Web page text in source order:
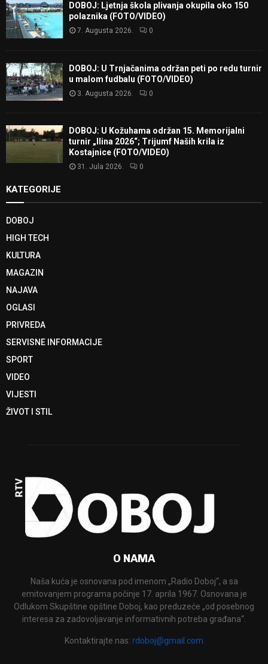
DOBOJ: Ljetnja škola plivanja okupila oko 150
polaznika (FOTO/VIDEO)
7. Augusta 2026. 0
DOBOJ: U Trnjačanima održan peti po redu turnir
u malom fudbalu (FOTO/VIDEO)
3. Augusta 2026. 0
DOBOJ: U Kožuhama održan 15. Memorijalni
turnir „Ilina 2026“; Trijumf Naših krila iz
Kostajnice (FOTO/VIDEO)
31. Jula 2026. 0
KATEGORIJE
DOBOJ
HIGH TECH
KULTURA
MAGAZIN
NAJAVA
OGLASI
PRIVREDA
SERVISNE INFORMACIJE
SPORT
VIDEO
VIJESTI
ŽIVOT I STIL
O NAMA
Naša kuća je osnovana pod imenom „Radio Doboj“, a sa
emitovanjem programa počinje 17. aprila 1967. Osnovana je
Odlukom Skupštine opštine Doboj, kao preduzeće „od posebnog
interesa za zadovoljavanje informativnih potreba građana“.
Kontaktirajte nas: rdoboj@gmail.com